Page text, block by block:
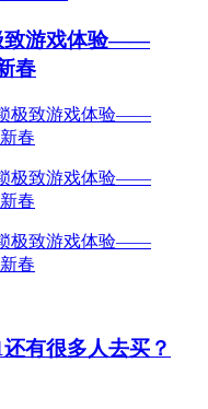
致游戏体验——
春
有很多人去买？